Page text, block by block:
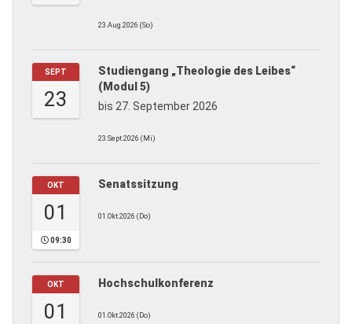
23.Aug.2026 (So)
SEPT
23
Studiengang „Theologie des Leibes“
(Modul 5)
bis 27. September 2026
23.Sept.2026 (Mi)
OKT
01
09:30
Senatssitzung
01.Okt.2026 (Do)
OKT
01
Hochschulkonferenz
01.Okt.2026 (Do)